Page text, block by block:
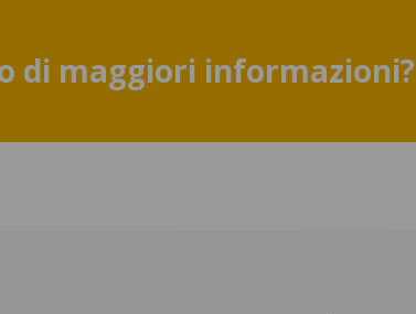
di maggiori informazioni?